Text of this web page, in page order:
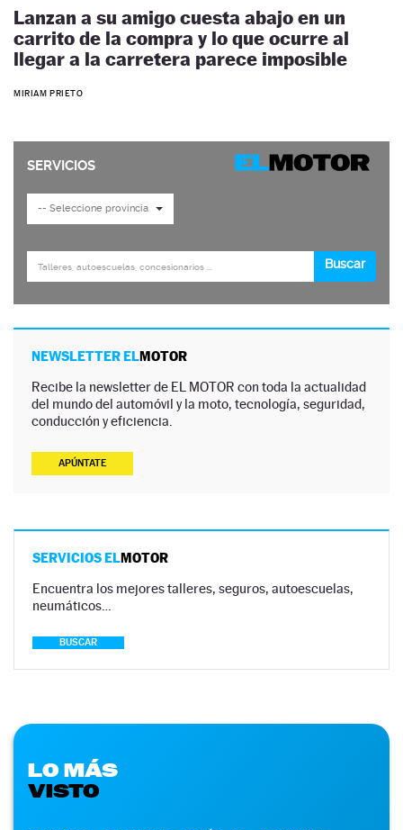
Lanzan a su amigo cuesta abajo en un
carrito de la compra y lo que ocurre al
llegar a la carretera parece imposible
MIRIAM PRIETO
NEWSLETTER ELMOTOR
Recibe la newsletter de EL MOTOR con toda la actualidad
del mundo del automóvil y la moto, tecnología, seguridad,
conducción y eficiencia.
APÚNTATE
SERVICIOS ELMOTOR
Encuentra los mejores talleres, seguros, autoescuelas,
neumáticos…
BUSCAR
LO MÁS
VISTO